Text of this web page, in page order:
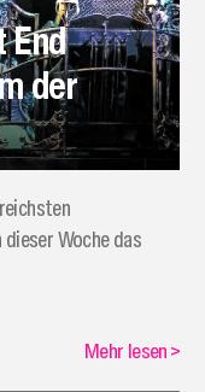
End
der
Woche das
Mehr lesen>